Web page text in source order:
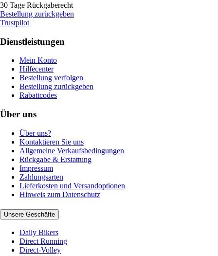
30 Tage Rückgaberecht
Bestellung zurückgeben
Trustpilot
Dienstleistungen
Mein Konto
Hilfecenter
Bestellung verfolgen
Bestellung zurückgeben
Rabattcodes
Über uns
Über uns?
Kontaktieren Sie uns
Allgemeine Verkaufsbedingungen
Rückgabe & Erstattung
Impressum
Zahlungsarten
Lieferkosten und Versandoptionen
Hinweis zum Datenschutz
Unsere Geschäfte
Daily Bikers
Direct Running
Direct-Volley